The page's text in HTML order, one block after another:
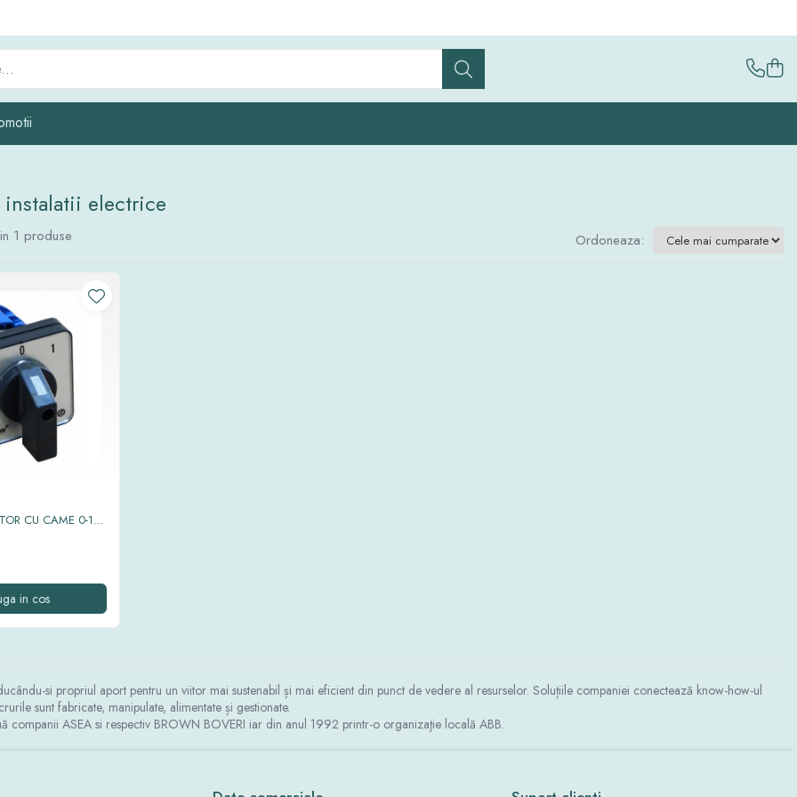
electrice
1 produse Ordoneaza:
CU CAME 0-1
in cos
si propriul aport pentru un viitor mai sustenabil și mai eficient din punct de vedere al resurselor. Soluțiile companiei conectează know-how-ul
sunt fabricate, manipulate, alimentate și gestionate.
companii ASEA si respectiv BROWN BOVERI iar din anul 1992 printr-o organizaţie locală ABB.